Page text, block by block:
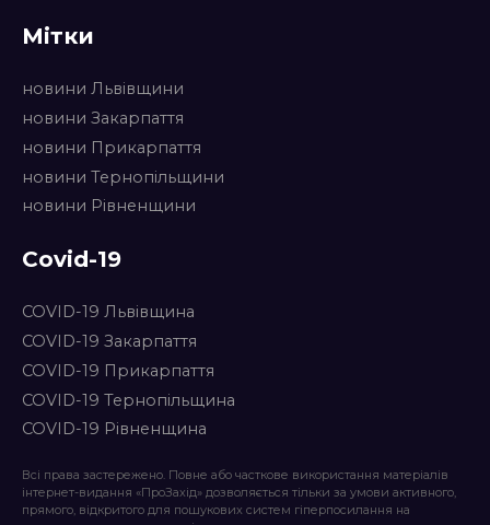
Мітки
новини Львівщини
новини Закарпаття
новини Прикарпаття
новини Тернопільщини
новини Рівненщини
Covid-19
COVID-19 Львівщина
COVID-19 Закарпаття
COVID-19 Прикарпаття
COVID-19 Тернопільщина
COVID-19 Рівненщина
Всі права застережено. Повне або часткове використання матеріалів
інтернет-видання «ПроЗахід» дозволяється тільки за умови активного,
прямого, відкритого для пошукових систем гіперпосилання на